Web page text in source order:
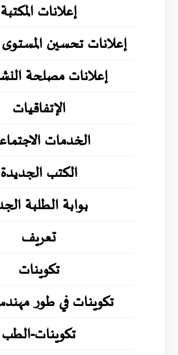
إعلانات المكتبة
إعلانات تحسين المستوى
إعلانات مصلحة
الإتفاقيات
الخدمات
الكتب الجديدة
بوابة الطلبة
تعريف
تكوينات
تكوينات في طور
تكوينات-الطب